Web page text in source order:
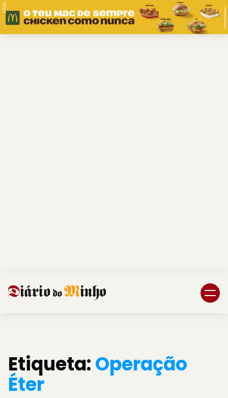
PUB.
Etiqueta:Operação
Éter